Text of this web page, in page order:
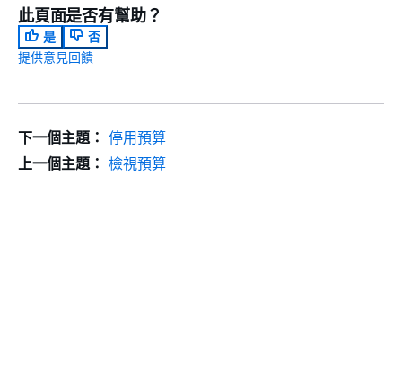
此頁面是否有幫助？
是
否
提供意見回饋
下一個主題： 停用預算
上一個主題： 檢視預算